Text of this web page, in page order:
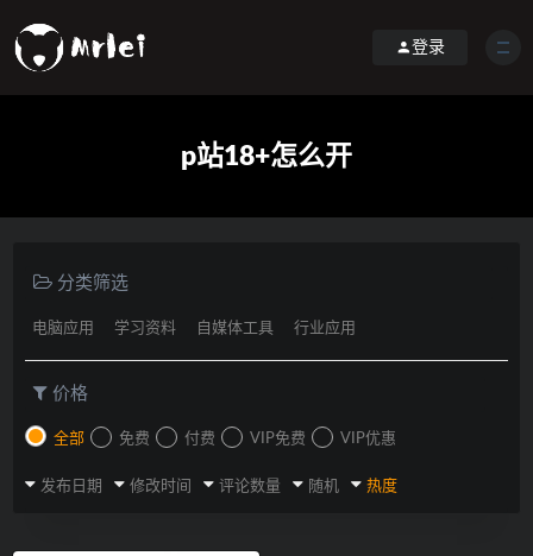
登录
p站18+怎么开
分类筛选
电脑应用 学习资料 自媒体工具 行业应用
价格
全部 免费 付费 VIP免费 VIP优惠
发布日期 修改时间 评论数量 随机 热度